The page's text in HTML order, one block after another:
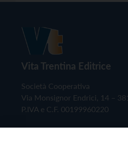
Vita Trentina Editrice
Società Cooperativa
Via Monsignor Endrici, 14 –
P.IVA e C.F. 00199960220